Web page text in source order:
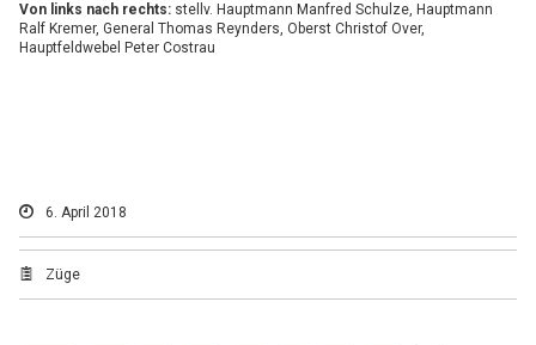
Von links nach rechts:stellv. Hauptmann Manfred Schulze, Hauptmann
Ralf Kremer, General Thomas Reynders, Oberst Christof Over,
Hauptfeldwebel Peter Costrau
6. April 2018
Züge